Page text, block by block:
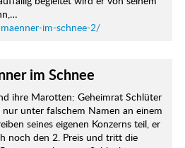
im-schnee-2/
im Schnee
ihre Marotten: Geheimrat Schlüter
unter falschem Namen an einem
seines eigenen Konzerns teil, er
noch den 2. Preis und tritt die